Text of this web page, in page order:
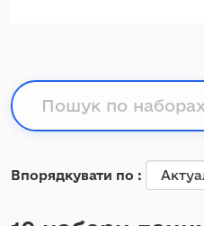
Впорядкувати по